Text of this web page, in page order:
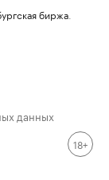
биржа
данных
18+